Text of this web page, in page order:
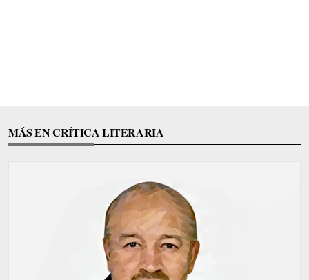
MÁS EN CRÍTICA LITERARIA